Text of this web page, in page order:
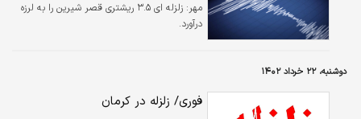
مهر:
زلزله ای ۳.۵ ریشتری قصر شیرین را به لرزه
درآورد.
دوشنبه، ۲۲ خرداد ۱۴۰۲
فوری/ زلزله در کرمان